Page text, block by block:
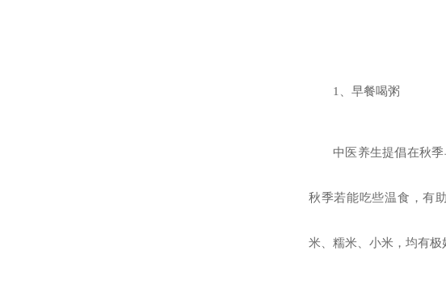
1、早餐喝粥
中医养生提倡在秋
秋季若能吃些温食，有
米、糯米、小米，均有极